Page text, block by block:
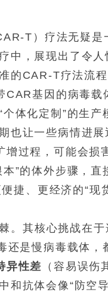
T）疗法无疑是
中，展现出了令人
的CAR-T疗法流
基因的病毒载
体化定制”的生产
也让一些病情进展
过程，可能会损
”的体外步骤，直
捷、更经济的“现
。其核心挑战在于
是慢病毒载体，
异性差
（容易误伤
和抗体会像“防空